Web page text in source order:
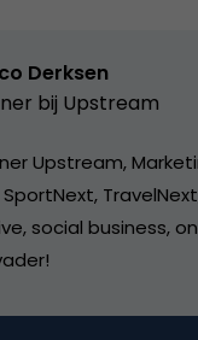
Derksen
bij Upstream
Upstream,
TravelNext,
social business,